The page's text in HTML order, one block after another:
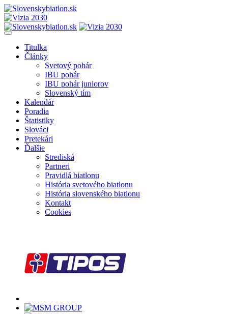
Titulka
Články
Svetový pohár
IBU pohár
IBU pohár juniorov
Slovenský tím
Kalendár
Poradia
Štatistiky
Slováci
Pretekári
Ďalšie
Strediská
Partneri
Pravidlá biatlonu
História svetového biatlonu
História slovenského biatlonu
Kontakt
Cookies